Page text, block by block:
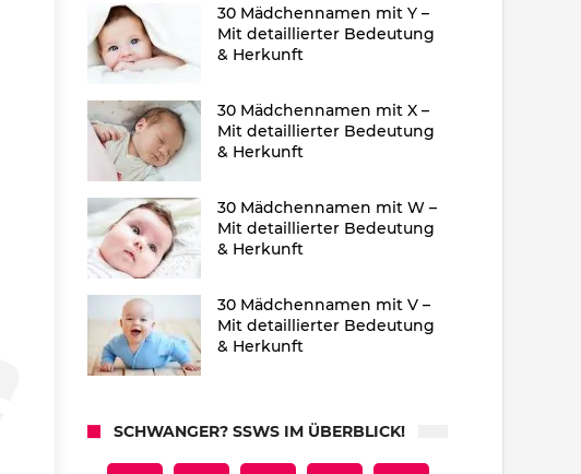
30 Mädchennamen mit Y –
Mit detaillierter Bedeutung
& Herkunft
30 Mädchennamen mit X –
Mit detaillierter Bedeutung
& Herkunft
30 Mädchennamen mit W –
Mit detaillierter Bedeutung
& Herkunft
30 Mädchennamen mit V –
Mit detaillierter Bedeutung
& Herkunft
SCHWANGER? SSWS IM ÜBERBLICK!